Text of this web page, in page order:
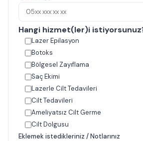
Hangi hizmet(ler)i
Lazer Epilasyon
Botoks
Bölgesel Zayıflama
Saç Ekimi
Lazerle Cilt Tedavileri
Cilt Tedavileri
Ameliyatsız Cilt Germe
Cilt Dolgusu
Eklemek istedikleriniz / Notlarınız